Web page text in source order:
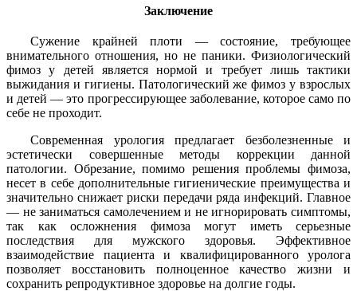
Заключение
Сужение крайней плоти — состояние, требующее
внимательного отношения, но не паники. Физиологический
фимоз у детей является нормой и требует лишь тактики
выжидания и гигиены. Патологический же фимоз у взрослых
и детей — это прогрессирующее заболевание, которое само по
себе не проходит.
Современная урология предлагает безболезненные и
эстетически совершенные методы коррекции данной
патологии. Обрезание, помимо решения проблемы фимоза,
несет в себе дополнительные гигиенические преимущества и
значительно снижает риски передачи ряда инфекций. Главное
— не заниматься самолечением и не игнорировать симптомы,
так как осложнения фимоза могут иметь серьезные
последствия для мужского здоровья. Эффективное
взаимодействие пациента и квалифицированного уролога
позволяет восстановить полноценное качество жизни и
сохранить репродуктивное здоровье на долгие годы.